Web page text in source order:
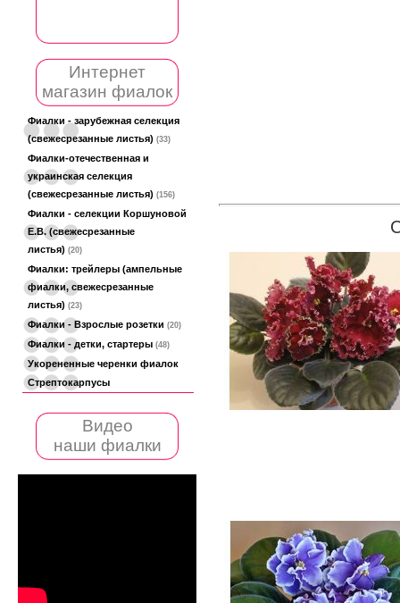
Интернет
магазин фиалок
Фиалки - зарубежная селекция
(свежесрезанные листья) (33)
Фиалки-отечественная и
украинская селекция
(свежесрезанные листья) (156)
Фиалки - селекции Коршуновой
Е.В. (свежесрезанные
листья) (20)
Фиалки: трейлеры (ампельные
фиалки, свежесрезанные
листья) (23)
Фиалки - Взрослые розетки (20)
Фиалки - детки, стартеры (48)
Укорененные черенки фиалок
Стрептокарпусы
Видео
наши фиалки